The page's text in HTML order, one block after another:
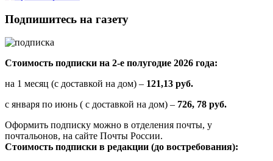
Подпишитесь на газету
Стоимость подписки на 2-е полугодие 2026 года:
на 1 месяц (с доставкой на дом) – 121,13 руб.
с января по июнь ( с доставкой на дом) – 726, 78 руб.
Оформить подписку можно в отделения почты, у
почтальонов, на сайте Почты России.
Стоимость подписки в редакции (до востребования):